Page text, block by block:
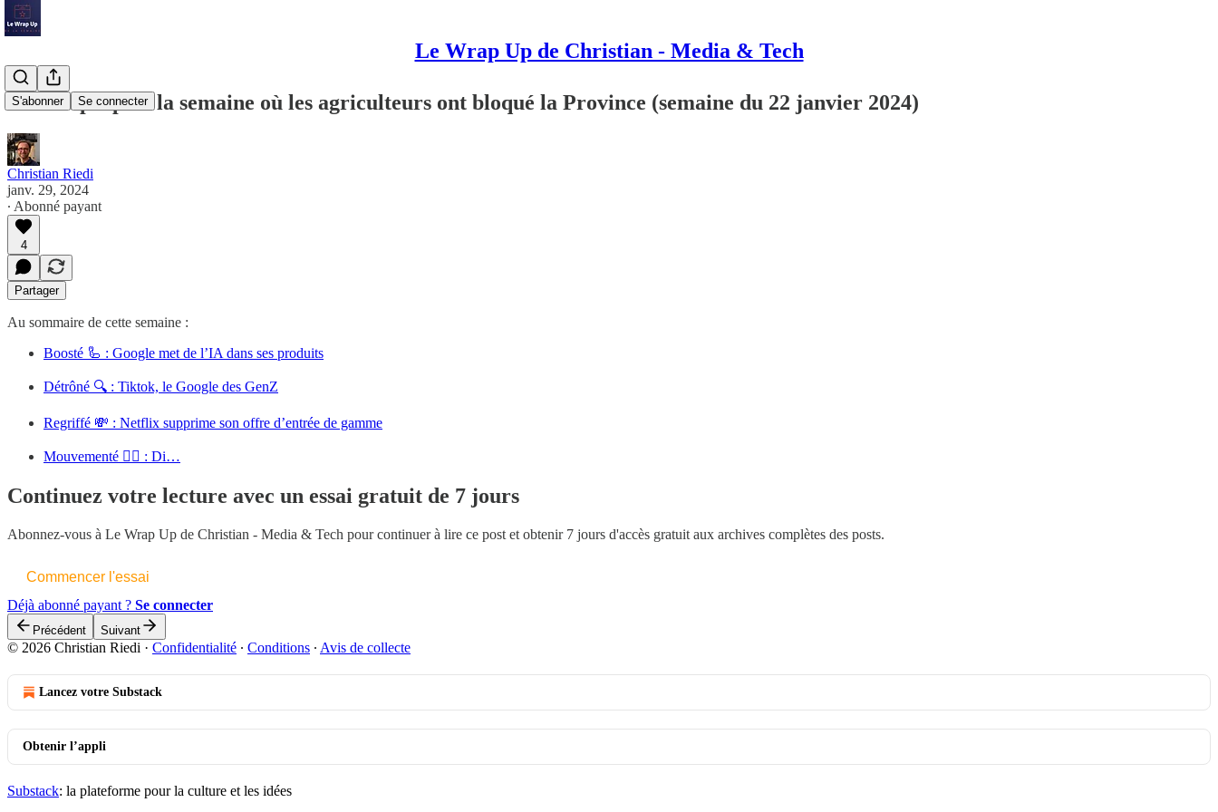
Le Wrap Up de Christian - Media & Tech
S'abonner Se connecter
Le Wrap Up de la semaine où les agriculteurs ont bloqué la Province (semaine du 22 janvier 2024)
Christian Riedi
janv. 29, 2024
∙ Abonné payant
4
Partager
Au sommaire de cette semaine :
Boosté 🦾 : Google met de l’IA dans ses produits
Détrôné 🔍 : Tiktok, le Google des GenZ
Regriffé 💸 : Netflix supprime son offre d’entrée de gamme
Mouvementé 🚶‍♀️ : Di…
Continuez votre lecture avec un essai gratuit de 7 jours
Abonnez-vous à Le Wrap Up de Christian - Media & Tech pour continuer à lire ce post et obtenir 7 jours d'accès gratuit aux archives complètes des posts.
Commencer l'essai
Déjà abonné payant ? Se connecter
Précédent Suivant
© 2026 Christian Riedi · Confidentialité ∙ Conditions ∙ Avis de collecte
Lancez votre Substack
Obtenir l’appli
Substack: la plateforme pour la culture et les idées